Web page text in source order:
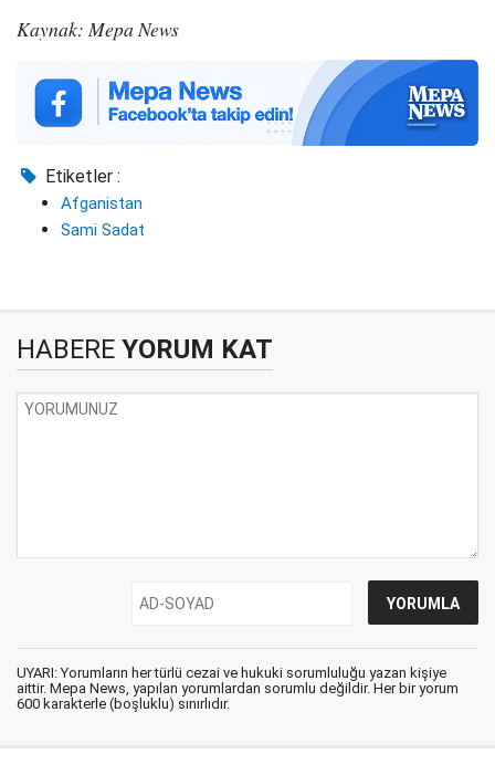
Kaynak: Mepa News
Etiketler :
Afganistan
Sami Sadat
HABERE YORUM KAT
UYARI: Yorumların her türlü cezai ve hukuki sorumluluğu yazan kişiye
aittir. Mepa News, yapılan yorumlardan sorumlu değildir. Her bir yorum
600 karakterle (boşluklu) sınırlıdır.